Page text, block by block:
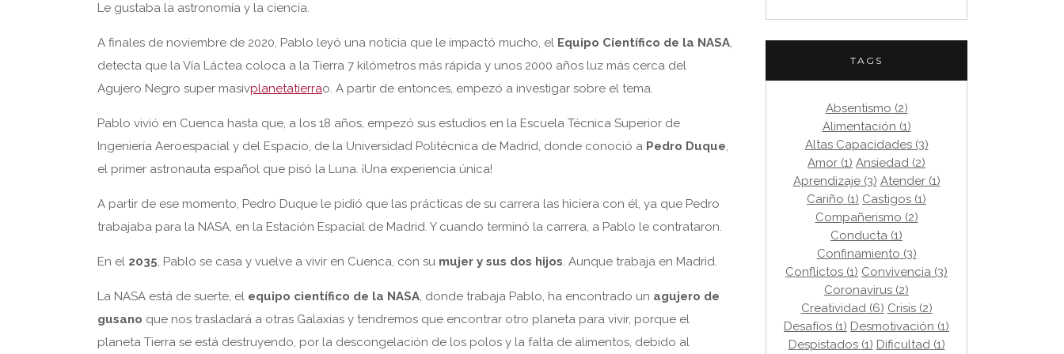
Le gustaba la astronomía y la ciencia.
A finales de noviembre de 2020, Pablo leyó una noticia que le impactó mucho, el Equipo Científico de la NASA,
detecta que la Vía Láctea coloca a la Tierra 7 kilómetros más rápida y unos 2000 años luz más cerca del
Agujero Negro super masivplanetatierrao. A partir de entonces, empezó a investigar sobre el tema.
Pablo vivió en Cuenca hasta que, a los 18 años, empezó sus estudios en la Escuela Técnica Superior de
Ingeniería Aeroespacial y del Espacio, de la Universidad Politécnica de Madrid, donde conoció a Pedro Duque,
el primer astronauta español que pisó la Luna. ¡Una experiencia única!
A partir de ese momento, Pedro Duque le pidió que las prácticas de su carrera las hiciera con él, ya que Pedro
trabajaba para la NASA, en la Estación Espacial de Madrid. Y cuando terminó la carrera, a Pablo le contrataron.
En el 2035, Pablo se casa y vuelve a vivir en Cuenca, con su mujer y sus dos hijos. Aunque trabaja en Madrid.
La NASA está de suerte, el equipo científico de la NASA, donde trabaja Pablo, ha encontrado un agujero de
gusano que nos trasladará a otras Galaxias y tendremos que encontrar otro planeta para vivir, porque el
planeta Tierra se está destruyendo, por la descongelación de los polos y la falta de alimentos, debido al
TAGS
Absentismo (2)
Alimentación (1)
Altas Capacidades(3)
Amor (1) Ansiedad (2)
Aprendizaje(3) Atender(1)
Cariño (1) Castigos (1)
Compañerismo (2)
Conducta (1)
Confinamiento (3)
Conflictos (1) Convivencia (3)
Coronavirus (2)
Creatividad(6) Crisis(2)
Desafíos (1) Desmotivación (1)
Despistados(1) Dificultad(1)